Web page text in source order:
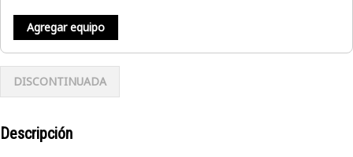
Agregar equipo
DISCONTINUADA
Descripción